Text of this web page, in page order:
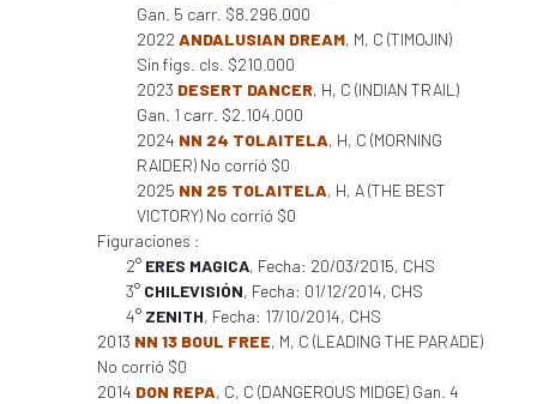
Gan. 5 carr. $8.296.000
2022 ANDALUSIAN DREAM, M, C (TIMOJIN)
Sin figs. cls. $210.000
2023 DESERT DANCER, H, C (INDIAN TRAIL)
Gan. 1 carr. $2.104.000
2024 NN 24 TOLAITELA, H, C (MORNING
RAIDER) No corrió $0
2025 NN 25 TOLAITELA, H, A (THE BEST
VICTORY) No corrió $0
Figuraciones :
2° ERES MAGICA, Fecha: 20/03/2015, CHS
3° CHILEVISIÓN, Fecha: 01/12/2014, CHS
4° ZENITH, Fecha: 17/10/2014, CHS
2013 NN 13 BOUL FREE, M, C (LEADING THE PARADE)
No corrió $0
2014 DON REPA, C, C (DANGEROUS MIDGE) Gan. 4